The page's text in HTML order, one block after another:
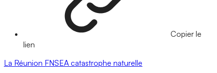
Copier le
lien
La Réunion FNSEA catastrophe naturelle